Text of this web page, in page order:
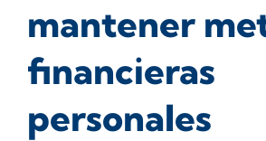
mantener
financieras
personales